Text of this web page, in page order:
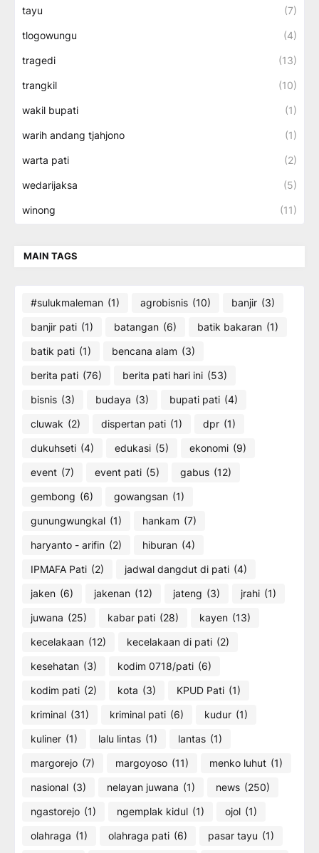
tayu (7)
tlogowungu (4)
tragedi (13)
trangkil (10)
wakil bupati (1)
warih andang tjahjono (1)
warta pati (2)
wedarijaksa (5)
winong (11)
MAIN TAGS
#sulukmaleman (1) agrobisnis (10) banjir (3)
banjir pati (1) batangan (6) batik bakaran (1)
batik pati (1) bencana alam (3)
berita pati (76) berita pati hari ini (53)
bisnis (3) budaya (3) bupati pati (4)
cluwak (2) dispertan pati (1) dpr (1)
dukuhseti (4) edukasi (5) ekonomi (9)
event (7) event pati (5) gabus (12)
gembong (6) gowangsan (1)
gunungwungkal (1) hankam (7)
haryanto - arifin (2) hiburan (4)
IPMAFA Pati (2) jadwal dangdut di pati (4)
jaken (6) jakenan (12) jateng (3) jrahi (1)
juwana (25) kabar pati (28) kayen (13)
kecelakaan (12) kecelakaan di pati (2)
kesehatan (3) kodim 0718/pati (6)
kodim pati (2) kota (3) KPUD Pati (1)
kriminal (31) kriminal pati (6) kudur (1)
kuliner (1) lalu lintas (1) lantas (1)
margorejo (7) margoyoso (11) menko luhut (1)
nasional (3) nelayan juwana (1) news (250)
ngastorejo (1) ngemplak kidul (1) ojol (1)
olahraga (1) olahraga pati (6) pasar tayu (1)